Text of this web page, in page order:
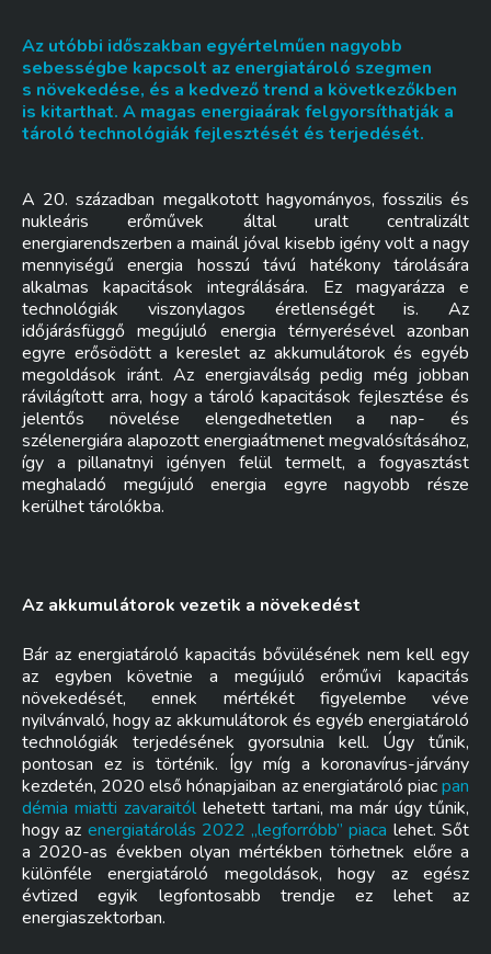
Az utóbbi időszakban egyértelműen nagyobb
sebességbe kapcsolt az energiatároló szegmen
s növekedése, és a kedvező trend a következőkben
is kitarthat. A magas energiaárak felgyorsíthatják a
tároló technológiák fejlesztését és terjedését.
A 20. században megalkotott hagyományos, fosszilis és
nukleáris erőművek által uralt centralizált
energiarendszerben a mainál jóval kisebb igény volt a nagy
mennyiségű energia hosszú távú hatékony tárolására
alkalmas kapacitások integrálására. Ez magyarázza e
technológiák viszonylagos éretlenségét is. Az
időjárásfüggő megújuló energia térnyerésével azonban
egyre erősödött a kereslet az akkumulátorok és egyéb
megoldások iránt. Az energiaválság pedig még jobban
rávilágított arra, hogy a tároló kapacitások fejlesztése és
jelentős növelése elengedhetetlen a nap- és
szélenergiára alapozott energiaátmenet megvalósításához,
így a pillanatnyi igényen felül termelt, a fogyasztást
meghaladó megújuló energia egyre nagyobb része
kerülhet tárolókba.
Az akkumulátorok vezetik a növekedést
Bár az energiatároló kapacitás bővülésének nem kell egy
az egyben követnie a megújuló erőművi kapacitás
növekedését, ennek mértékét figyelembe véve
nyilvánvaló, hogy az akkumulátorok és egyéb energiatároló
technológiák terjedésének gyorsulnia kell. Úgy tűnik,
pontosan ez is történik. Így míg a koronavírus-járvány
kezdetén, 2020 első hónapjaiban az energiatároló piacpan
démia miatti zavaraitól lehetett tartani, ma már úgy tűnik,
hogy az energiatárolás 2022 „legforróbb” piaca lehet. Sőt
a 2020-as években olyan mértékben törhetnek előre a
különféle energiatároló megoldások, hogy az egész
évtized egyik legfontosabb trendje ez lehet az
energiaszektorban.